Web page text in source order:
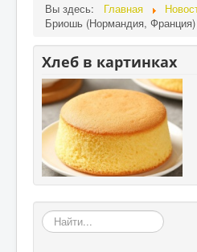
Вы здесь: Главная
Бриошь (Нормандия, Франция)
Хлеб в картинках
«Земля
–